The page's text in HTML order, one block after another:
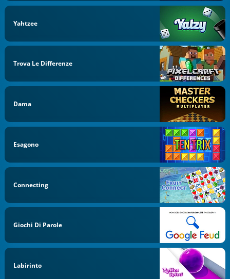
Yahtzee
Trova Le Differenze
Dama
Esagono
Connecting
Giochi Di Parole
Labirinto